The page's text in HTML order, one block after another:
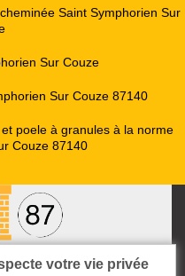
Saint Symphorien Sur
Sur Couze
Sur Couze 87140
poele à granules à la norme
Couze 87140
votre vie privée